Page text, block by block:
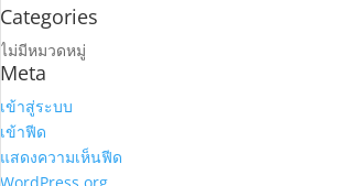
Categories
ไม่มีหมวดหมู่
Meta
เข้าสู่ระบบ
เข้าฟีด
แสดงความเห็นฟีด
WordPress.org